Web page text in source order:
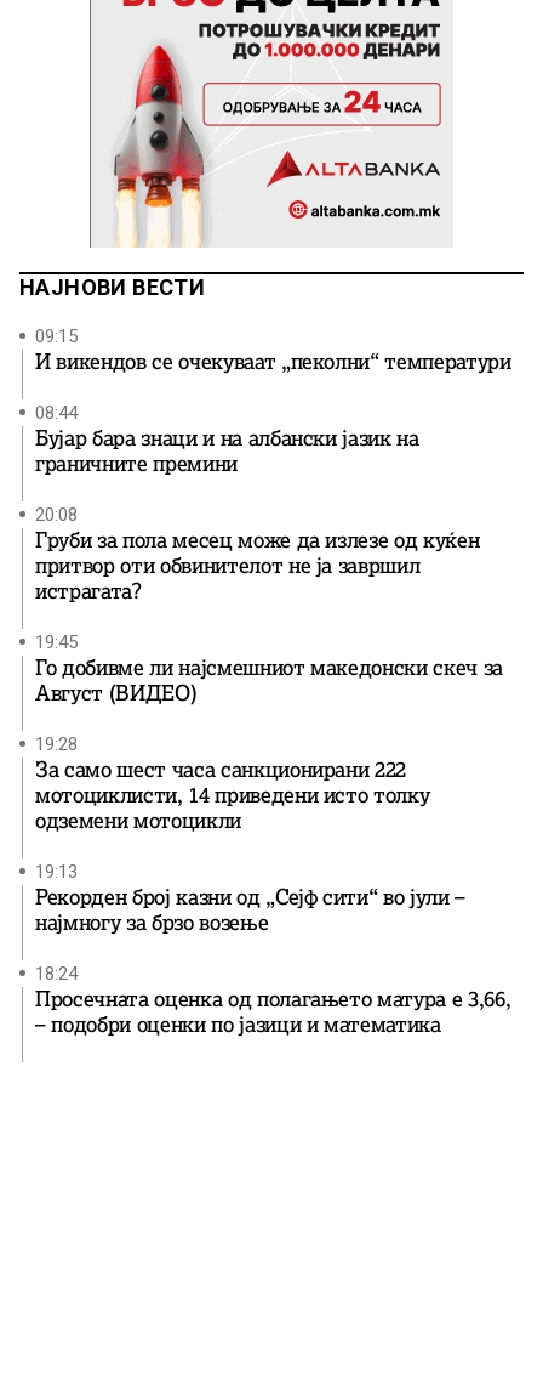
НАЈНОВИ ВЕСТИ
09:15
И викендов се очекуваат „пеколни“ температури
08:44
Бујар бара знаци и на албански јазик на
граничните премини
20:08
Груби за пола месец може да излезе од куќен
притвор оти обвинителот не ја завршил
истрагата?
19:45
Го добивме ли најсмешниот македонски скеч за
Август (ВИДЕО)
19:28
За само шест часа санкционирани 222
мотоциклисти, 14 приведени исто толку
одземени мотоцикли
19:13
Рекорден број казни од „Сејф сити“ во јули –
најмногу за брзо возење
18:24
Просечната оценка од полагањето матура е 3,66,
– подобри оценки по јазици и математика